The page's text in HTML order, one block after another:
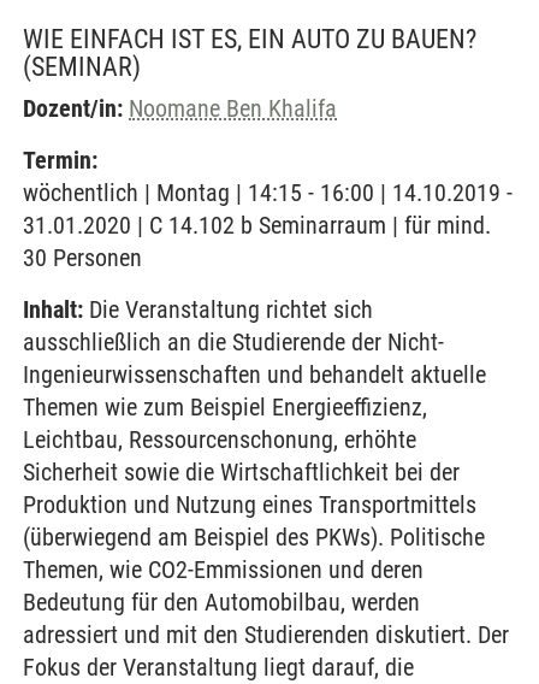
WIE EINFACH IST ES, EIN AUTO ZU BAUEN?
(SEMINAR)
Dozent/in: Noomane Ben Khalifa
Termin:
wöchentlich | Montag | 14:15 - 16:00 | 14.10.2019 -
31.01.2020 | C 14.102 b Seminarraum | für mind.
30 Personen
Inhalt: Die Veranstaltung richtet sich
ausschließlich an die Studierende der Nicht-
Ingenieurwissenschaften und behandelt aktuelle
Themen wie zum Beispiel Energieeffizienz,
Leichtbau, Ressourcenschonung, erhöhte
Sicherheit sowie die Wirtschaftlichkeit bei der
Produktion und Nutzung eines Transportmittels
(überwiegend am Beispiel des PKWs). Politische
Themen, wie CO2-Emmissionen und deren
Bedeutung für den Automobilbau, werden
adressiert und mit den Studierenden diskutiert. Der
Fokus der Veranstaltung liegt darauf, die